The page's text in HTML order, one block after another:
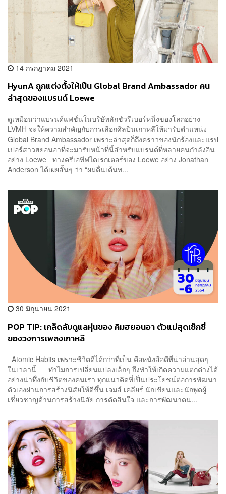
14 กรกฎาคม 2021
HyunA ถูกแต่งตั้งให้เป็น Global Brand Ambassador คน
ล่าสุดของแบรนด์ Loewe
ดูเหมือนว่าแบรนด์แฟชั่นในบริษัทลักชัวรีเบอร์หนึ่งของโลกอย่าง
LVMH จะให้ความสำคัญกับการเลือกศิลปินเกาหลีให้มารับตำแหน่ง
Global Brand Ambassador เพราะล่าสุดก็ถึงคราวของนักร้องและแรป
เปอร์สาวฮยอนอาที่จะมารับหน้าที่นี้สำหรับแบรนด์ที่หลายคนกำลังอิน
อย่าง Loewe ทางครีเอทีฟไดเรกเตอร์ของ Loewe อย่าง Jonathan
Anderson ได้เผยสั้นๆ ว่า “ผมตื่นเต้นท...
30 มิถุนายน 2021
POP TIP: เคล็ดลับดูแลหุ่นของ คิมฮยอนอา ตัวแม่สุดเซ็กซี่
ของวงการเพลงเกาหลี
Atomic Habits เพราะชีวิตดีได้กว่าที่เป็น คือหนังสือดีที่น่าอ่านสุดๆ
ในเวลานี้ ทำไมการเปลี่ยนแปลงเล็กๆ ถึงทำให้เกิดความแตกต่างได้
อย่างน่าทึ่งกับชีวิตของคนเรา ทุกแนวคิดที่เป็นประโยชน์ต่อการพัฒนา
ตัวเองผ่านการสร้างนิสัยให้ดีขึ้น เจมส์ เคลียร์ นักเขียนและนักพูดผู้
เชี่ยวชาญด้านการสร้างนิสัย การตัดสินใจ และการพัฒนาตน...